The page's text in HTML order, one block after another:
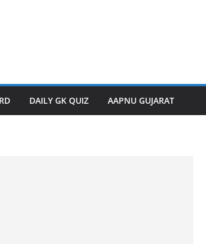
DAILY GK QUIZ AAPNU GUJARAT